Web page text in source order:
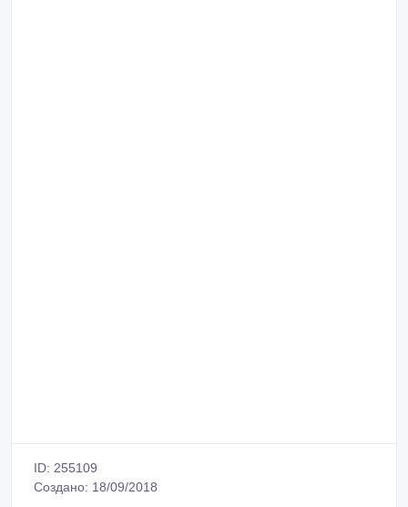
ID: 255109
Создано: 18/09/2018